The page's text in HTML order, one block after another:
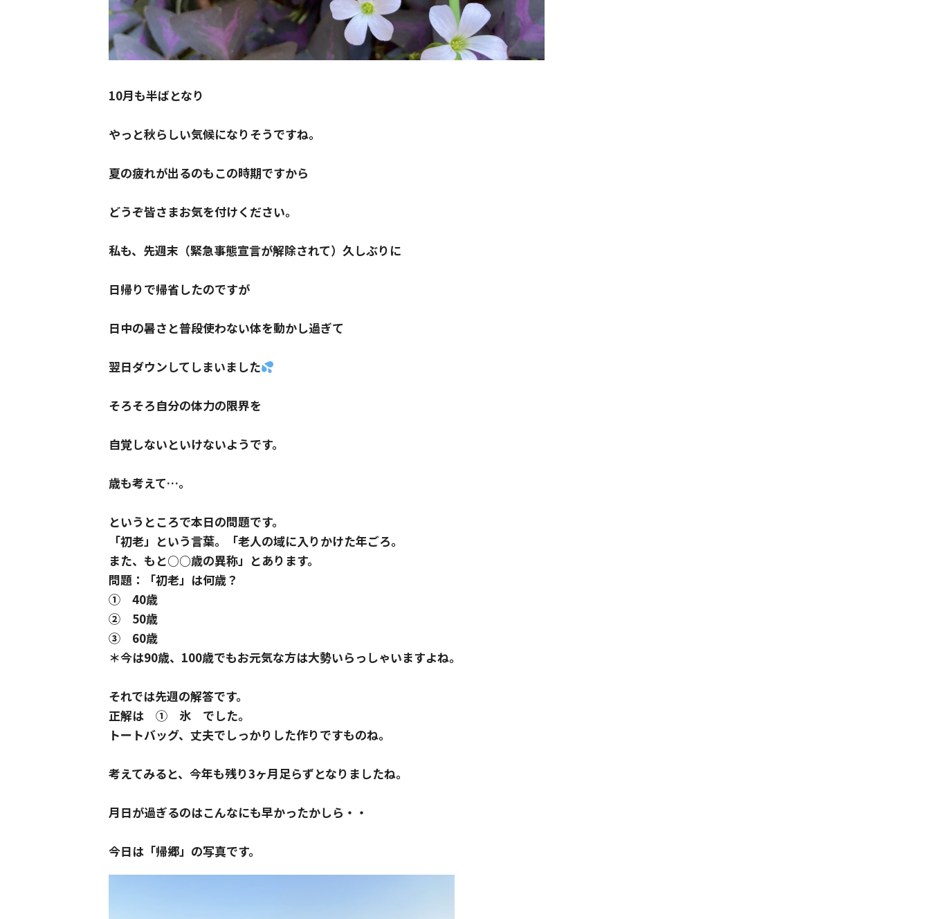
10月も半ばとなり
やっと秋らしい気候になりそうですね。
夏の疲れが出るのもこの時期ですから
どうぞ皆さまお気を付けください。
私も、先週末（緊急事態宣言が解除されて）久しぶりに
日帰りで帰省したのですが
日中の暑さと普段使わない体を動かし過ぎて
翌日ダウンしてしまいました
そろそろ自分の体力の限界を
自覚しないといけないようです。
歳も考えて…。
というところで本日の問題です。
「初老」という言葉。「老人の域に入りかけた年ごろ。
また、もと○○歳の異称」とあります。
問題：「初老」は何歳？
① 40歳
② 50歳
③ 60歳
＊今は90歳、100歳でもお元気な方は大勢いらっしゃいますよね。
それでは先週の解答です。
正解は ① 氷 でした。
トートバッグ、丈夫でしっかりした作りですものね。
考えてみると、今年も残り3ヶ月足らずとなりましたね。
月日が過ぎるのはこんなにも早かったかしら・・
今日は「帰郷」の写真です。